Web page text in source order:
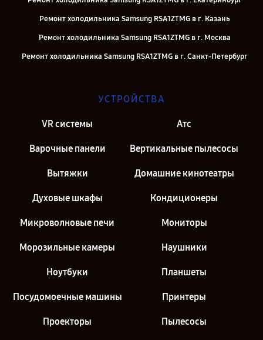
Ремонт холодильника Samsung RSA1ZTMG в г. Казань
Ремонт холодильника Samsung RSA1ZTMG в г. Москва
Ремонт холодильника Samsung RSA1ZTMG в г. Санкт-Петербург
УСТРОЙСТВА
VR системы Атс
Варочные панели Вертикальные пылесосы
Вытяжки Домашние кинотеатры
Духовые шкафы Кондиционеры
Микроволновые печи Мониторы
Морозильные камеры Наушники
Ноутбуки Планшеты
Посудомоечные машины Принтеры
Проекторы Пылесосы